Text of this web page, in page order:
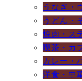
うなぎ・
うどん・
焼肉・ス
喫茶・カ
カレー・
洋食・中